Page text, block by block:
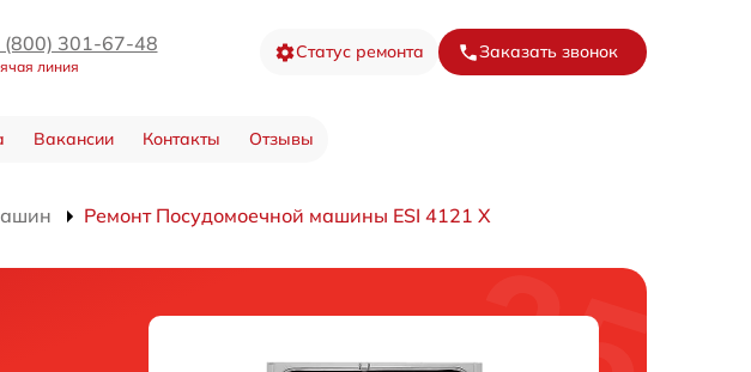
(800) 301-67-48
линия
Статус ремонта Заказать звонок
Вакансии Контакты Отзывы
Ремонт Посудомоечной машины ESI 4121 X